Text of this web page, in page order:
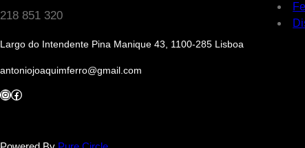
218 851 320
Largo do Intendente Pina Manique 43, 1100-285 Lisboa
antoniojoaquimferro@gmail.com
InstagramFacebook